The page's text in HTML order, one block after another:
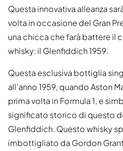
Questa innovativa alleanza
volta in occasione del Gran
una chicca che farà battere il
whisky: il Glenfiddich 1959.
Questa esclusiva bottiglia
all'anno 1959, quando Aston
prima volta in Formula 1, e
significato storico di questo
Glenfiddich. Questo whisky
imbottigliato da Gordon